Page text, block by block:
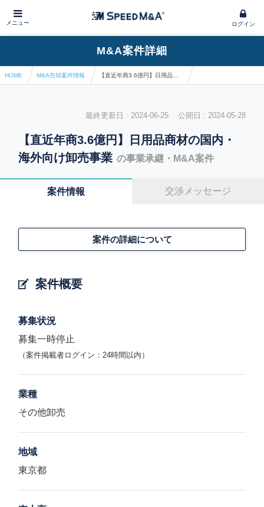
メニュー ログイン
M&A案件詳細
HOME M&A売却案件情報
最終更新日 : 2024-06-25 公開日 : 2024-05-28
【直近年商3.6億円】日用品商材の国内・
海外向け卸売事業 の事業承継・M&A案件
案件情報 交渉メッセージ
案件概要
案件の詳細について
募集状況
募集一時停止
（案件掲載者ログイン：24時間以内）
業種
その他卸売
地域
東京都